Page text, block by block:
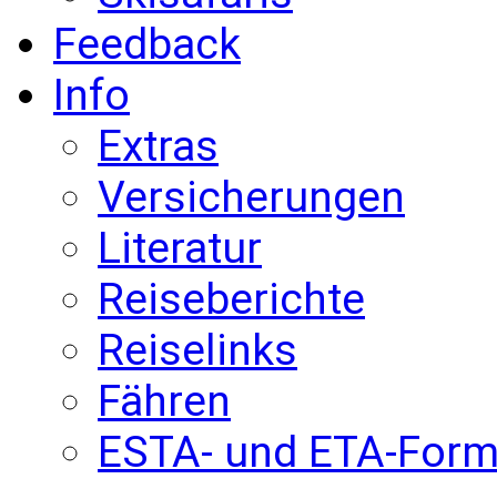
Feedback
Info
Extras
Versicherungen
Literatur
Reiseberichte
Reiselinks
Fähren
ESTA- und ETA-